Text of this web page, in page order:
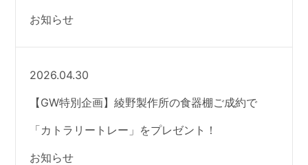
お知らせ
2026.04.30
【GW特別企画】綾野製作所の食器棚ご成約で
「カトラリートレー」をプレゼント！
お知らせ